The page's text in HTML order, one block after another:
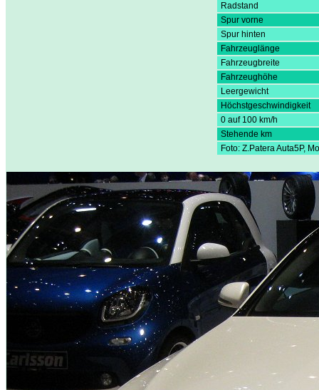
Radstand
Spur vorne
Spur hinten
Fahrzeuglänge
Fahrzeugbreite
Fahrzeughöhe
Leergewicht
Höchstgeschwindigkeit
0 auf 100 km/h
Stehende km
Foto: Z.Patera Auta5P,